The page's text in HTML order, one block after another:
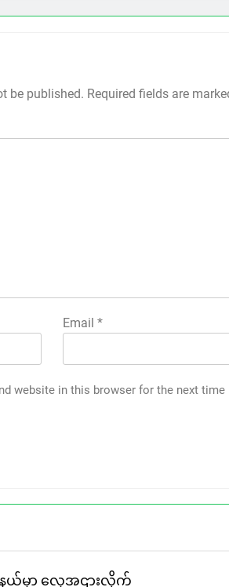
be published. Required fields are
Email *
website in this browser for the next
ယ်မှာ လှေအဌားလိုက်